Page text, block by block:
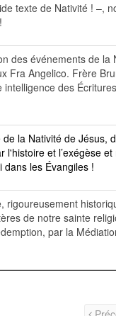
texte de Nativité ! –,
des événements de la
Fra Angelico. Frère
des
la Nativité de Jésus,
l'histoire et l’exégèse
les Évangiles !
rigoureusement
de notre sainte
par la